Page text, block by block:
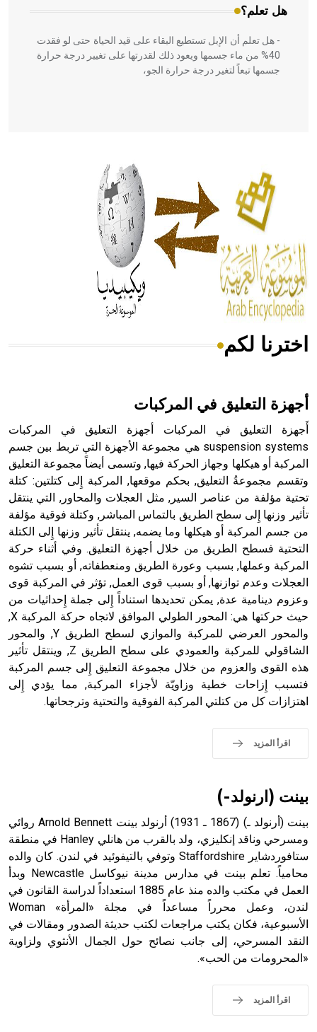
هل تعلم؟
- هل تعلم أن الإبل تستطيع البقاء على قيد الحياة حتى لو فقدت
40% من ماء جسمها ويعود ذلك لقدرتها على تغيير درجة حرارة
جسمها تبعاً لتغير درجة حرارة الجو،
الحكم، الأدلة، تنظيم التغذية، ورسالته في جروح الرأس. ويعود
له الفضل بأنه حرر الطب من الدين والفلسفة.
- هل تعلم أن المرجان إفراز حيواني يتكون في البحر ويتركب
من مادة كربونات الكلسيوم، وهو أحمر أو شديد الحمرة وهو
أجود أنواعه، ويمتاز بكبر الحجم ويسمى الش
هل تعلم أن الأبسيد كلمة فرنسية اللفظ تم اعتمادها مصطلحاً
- هل تعلم أن أبجر Abgar اسم معروف جيداً يعود إلى عدد من
الملوك الذين حكموا مدينة إديسا (الرها) من أبجر الأول وحتى
التاسع، وهم ينتسبون إلى أسرة أوسروين
- هل تعلم أن الأبجدية الكنعانية تتألف من /22/ علامة كتابية
sign تكتب منفصلة غير متصلة، وتعتمد المبدأ الأكوروفوني،
حيث تقتصر القيمة الصوتية للعلامة الك
اخترنا لكم
أجهزة التعليق في المركبات
أَجهزة التعليق في المركبات أجهزة التعليق في المركبات
suspension systems هي مجموعة الأجهزة التي تربط بين جسم
المركبة أو هيكلها وجهاز الحركة فيها, وتسمى أيضاً مجموعة التعليق
وتقسم مجموعةُ التعليق, بحكم موقعها, المركبة إِلى كتلتين: كتلة
تحتية مؤلفة من عناصر السير, مثل العجلات والمحاور, التي ينتقل
تأثير وزنها إِلى سطح الطريق بالتماس المباشر, وكتلة فوقية مؤلفة
من جسم المركبة أو هيكلها وما يضمه, ينتقل تأثير وزنها إِلى الكتلة
التحتية فسطح الطريق من خلال أجهزة التعليق. وفي أثناء حركة
المركبة وعملها, بسبب وعورة الطريق ومنعطفاته, أو بسبب تشوه
العجلات وعدم توازنها, أو بسبب قوى العمل, تؤثر في المركبة قوى
وعزوم دينامية عدة, يمكن تحديدها استناداً إِلى جملة إِحداثيات من
حيث حركتها هي: المحور الطولي الموافق لاتجاه حركة المركبة X,
والمحور العرضي للمركبة والموازي لسطح الطريق Y, والمحور
الشاقولي للمركبة والعمودي على سطح الطريق Z, وينتقل تأثير
هذه القوى والعزوم من خلال مجموعة التعليق إِلى جسم المركبة
فتسبب إِزاحات خطية وزاويّة لأجزاء المركبة, مما يؤدي إِلى
اهتزازات كل من كتلتي المركبة الفوقية والتحتية وترجحاتها.
اقرأ المزيد
بينت (ارنولد-)
بينت (أرنولد ـ) (1867 ـ 1931) أرنولد بينت Arnold Bennett روائي
ومسرحي وناقد إنكليزي، ولد بالقرب من هانلي Hanley في منطقة
ستافوردشاير Staffordshire وتوفي بالتيفوئيد في لندن. كان والده
محامياً. تعلم بينت في مدارس مدينة نيوكاسل Newcastle وبدأ
العمل في مكتب والده منذ عام 1885 استعداداً لدراسة القانون في
لندن، وعمل محرراً مساعداً في مجلة «المرأة» Woman
الأسبوعية، فكان يكتب مراجعات لكتب حديثة الصدور ومقالات في
النقد المسرحي، إلى جانب نصائح حول الجمال الأنثوي ولزاوية
«المحرومات من الحب».
اقرأ المزيد